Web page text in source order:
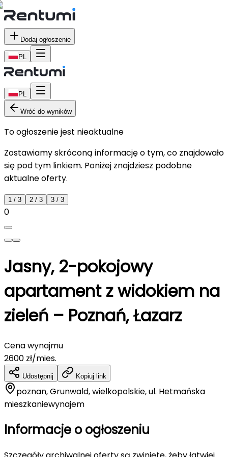
Dodaj ogłoszenie
PL
PL
Wróć do wyników
To ogłoszenie jest nieaktualne
Zostawiamy skróconą informację o tym, co znajdowało
się pod tym linkiem. Poniżej znajdziesz podobne
aktualne oferty.
1 / 3 2 / 3 3 / 3
0
Jasny, 2-pokojowy
apartament z widokiem na
zieleń – Poznań, Łazarz
Cena wynajmu
2600 zł/mies.
Udostępnij Kopiuj link
poznan, Grunwald, wielkopolskie, ul. Hetmańska
mieszkaniewynajem
Informacje o ogłoszeniu